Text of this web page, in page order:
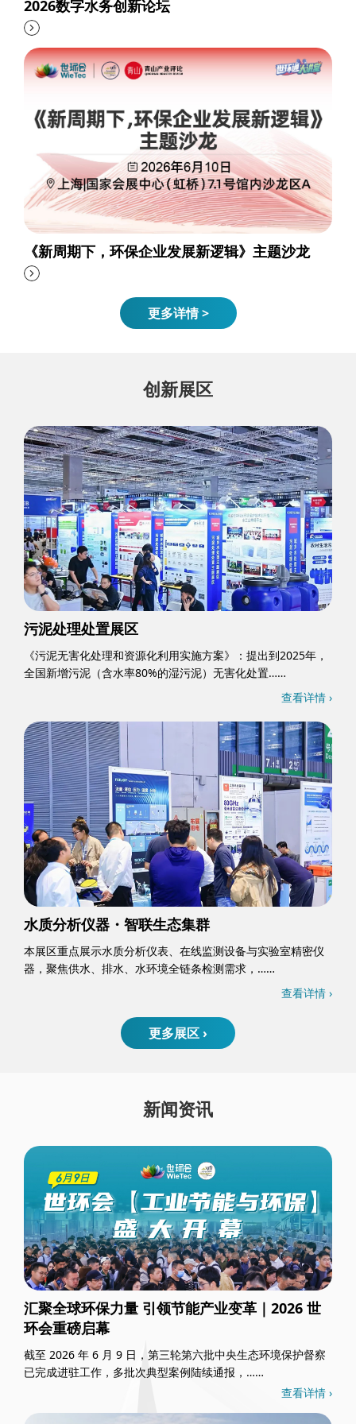
2026数字水务创新论坛
《新周期下，环保企业发展新逻辑》主题沙龙
更多详情 >
创新展区
污泥处理处置展区
《污泥无害化处理和资源化利用实施方案》：提出到2025年，
全国新增污泥（含水率80%的湿污泥）无害化处置……
查看详情 ›
水质分析仪器・智联生态集群
本展区重点展示水质分析仪表、在线监测设备与实验室精密仪
器，聚焦供水、排水、水环境全链条检测需求，……
查看详情 ›
更多展区 ›
新闻资讯
汇聚全球环保力量 引领节能产业变革｜2026 世
环会重磅启幕
截至 2026 年 6 月 9 日，第三轮第六批中央生态环境保护督察
已完成进驻工作，多批次典型案例陆续通报，……
查看详情 ›